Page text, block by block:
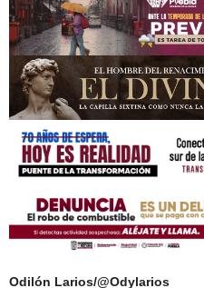
Odilón Larios/@Odylarios